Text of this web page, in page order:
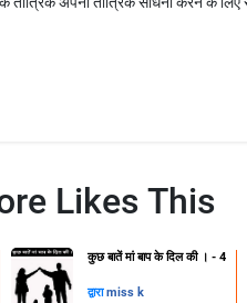
Likes This
कुछ बातें मां बाप के दिल की । - 4
द्वाराmiss k